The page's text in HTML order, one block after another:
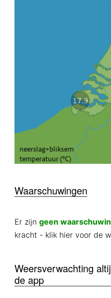
Waarschuwingen
Er zijn geen
kracht - klik hier voor de
Weersverwachting
de app